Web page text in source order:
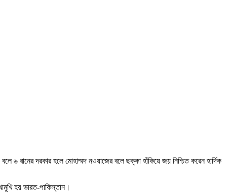
রানের দরকার হলে মোহাম্মদ নওয়াজের বলে ছক্কা হাঁকিয়ে জয় নিশ্চিত করেন হার্দিক
হয় ভারত-পাকিস্তান।